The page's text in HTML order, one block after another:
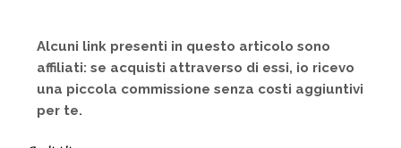
Alcuni link presenti in questo articolo sono
affiliati: se acquisti attraverso di essi, io ricevo
una piccola commissione senza costi aggiuntivi
per te.